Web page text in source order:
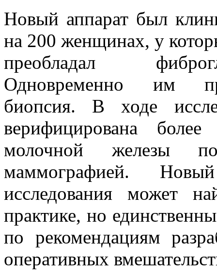
Новый аппарат был
на 200 женщинах, у
преобладал
Одновременно им
биопсия. В ходе
верифицирована
молочной железы
маммографией.
исследования может
практике, но
по рекомендациям
оперативных